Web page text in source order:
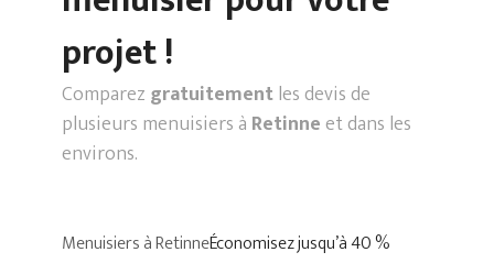
projet !
Comparez gratuitementles devis de
plusieurs menuisiers à Retinneet dans les
environs.
Menuisiers à RetinneÉconomisez jusqu’à 40 %